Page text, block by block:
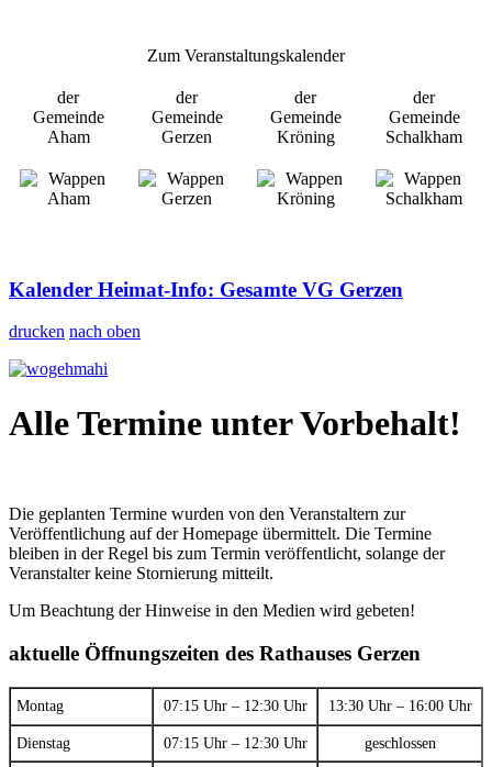
Zum Veranstaltungskalender
der
Gemeinde
Aham
der
Gemeinde
Gerzen
der
Gemeinde
Kröning
der
Gemeinde
Schalkham
Kalender Heimat-Info: Gesamte VG Gerzen
drucken nach oben
Alle Termine unter Vorbehalt!
Die geplanten Termine wurden von den Veranstaltern zur
Veröffentlichung auf der Homepage übermittelt. Die Termine
bleiben in der Regel bis zum Termin veröffentlicht, solange der
Veranstalter keine Stornierung mitteilt.
Um Beachtung der Hinweise in den Medien wird gebeten!
aktuelle Öffnungszeiten des Rathauses Gerzen
Montag 07:15 Uhr – 12:30 Uhr 13:30 Uhr – 16:00 Uhr
Dienstag 07:15 Uhr – 12:30 Uhr geschlossen